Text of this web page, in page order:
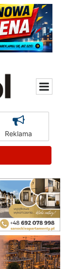
Reklama